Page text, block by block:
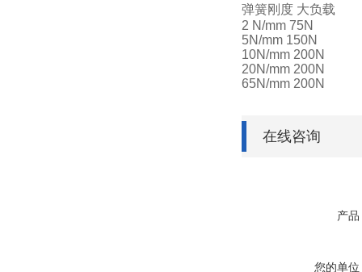
弹簧刚度 大负载
2 N/mm 75N
5N/mm 150N
10N/mm 200N
20N/mm 200N
65N/mm 200N
在线咨询
产品
您的单位